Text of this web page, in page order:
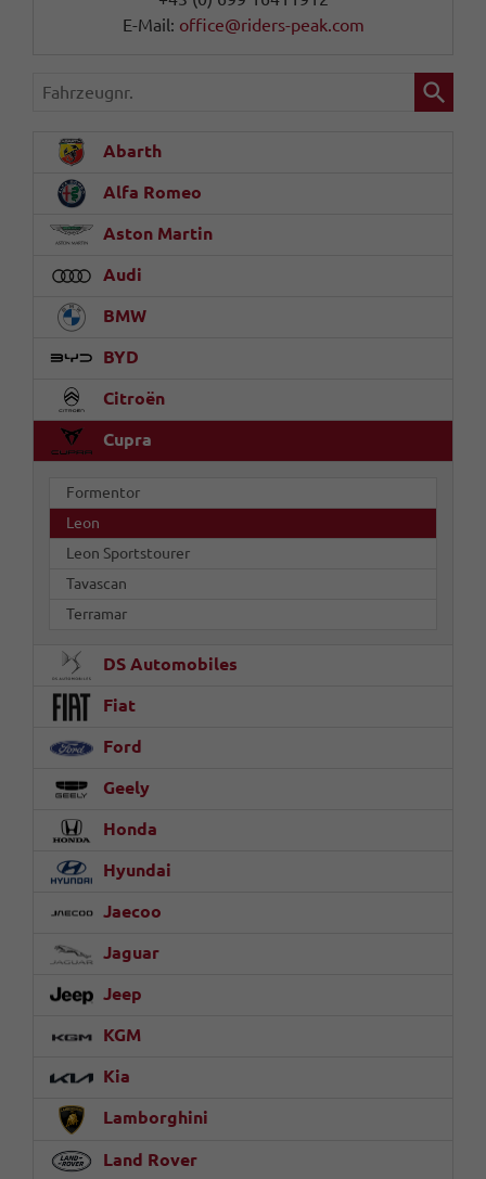
E-Mail: office@riders-peak.com
Fahrzeugnr.
Abarth
Alfa Romeo
Aston Martin
Audi
BMW
BYD
Citroën
Cupra
Formentor
Leon
Leon Sportstourer
Tavascan
Terramar
DS Automobiles
Fiat
Ford
Geely
Honda
Hyundai
Jaecoo
Jaguar
Jeep
KGM
Kia
Lamborghini
Land Rover